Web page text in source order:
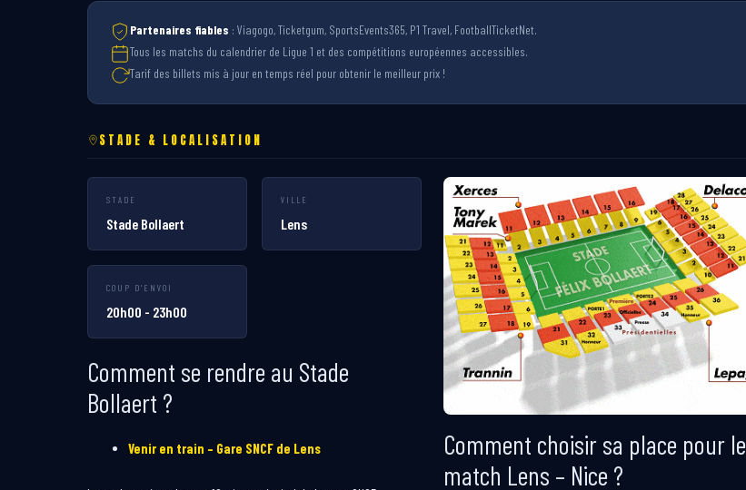
Partenaires fiables : Viagogo, Ticketgum, SportsEvents365, P1 Travel, FootballTicketNet.
Tous les matchs du calendrier de Ligue 1 et des compétitions européennes accessibles.
Tarif des billets mis à jour en temps réel pour obtenir le meilleur prix !
STADE & LOCALISATION
STADE
Stade Bollaert
VILLE
Lens
COUP D'ENVOI
20h00 - 23h00
Comment se rendre au Stade
Bollaert ?
Venir en train – Gare SNCF de Lens
Comment choisir sa place pour le
match Lens – Nice ?